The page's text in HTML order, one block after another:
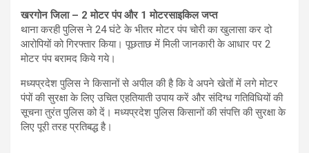
खरगोन जिला – 2 मोटर पंप और 1 मोटरसाइकिल जप्त
थाना करही पुलिस ने 24 घंटे के भीतर मोटर पंप चोरी का खुलासा कर दो
आरोपियों को गिरफ्तार किया। पूछताछ में मिली जानकारी के आधार पर 2
मोटर पंप बरामद किये गये।
मध्यप्रदेश पुलिस ने किसानों से अपील की है कि वे अपने खेतों में लगे मोटर
पंपों की सुरक्षा के लिए उचित एहतियाती उपाय करें और संदिग्ध गतिविधियों की
सूचना तुरंत पुलिस को दें। मध्यप्रदेश पुलिस किसानों की संपत्ति की सुरक्षा के
लिए पूरी तरह प्रतिबद्ध है।